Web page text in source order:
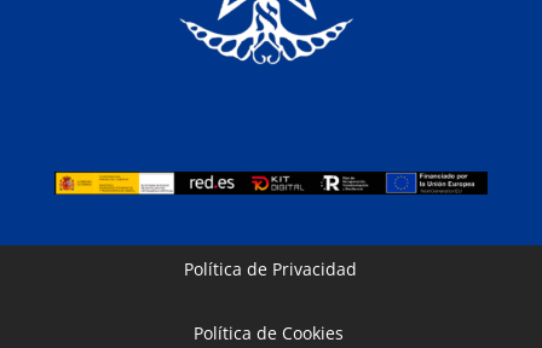
Política de Privacidad
Política de Cookies